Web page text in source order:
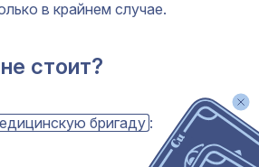
в крайнем случае.
стоит?
бригаду :